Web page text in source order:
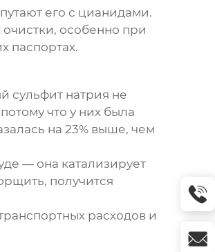
его с цианидами.
особенно при
паспортах.
сульфит натрия не
что у них была
на 23% выше, чем
— она катализирует
получится
расходов и